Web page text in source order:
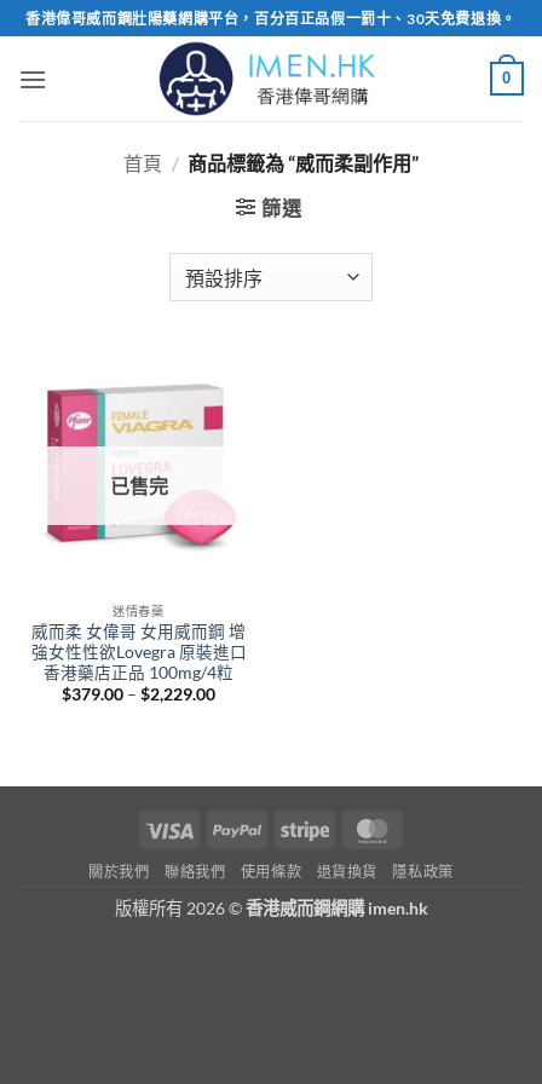
Skip
to
content
香港偉哥威而鋼壯陽藥網購平台，百分百正品假一罰十、30天免費退換。
0
首頁 / 商品標籤為 “威而柔副作用”
篩選
已售完
迷情春藥
威而柔 女偉哥 女用威而鋼 增
強女性性欲Lovegra 原裝進口
香港藥店正品 100mg/4粒
$379.00 – $2,229.00Price
Visa PayPal Stripe
關於我們 聯絡我們 使用條款 退貨換貨 隱私政策
版權所有 2026 ©香港威而鋼網購 imen.hk